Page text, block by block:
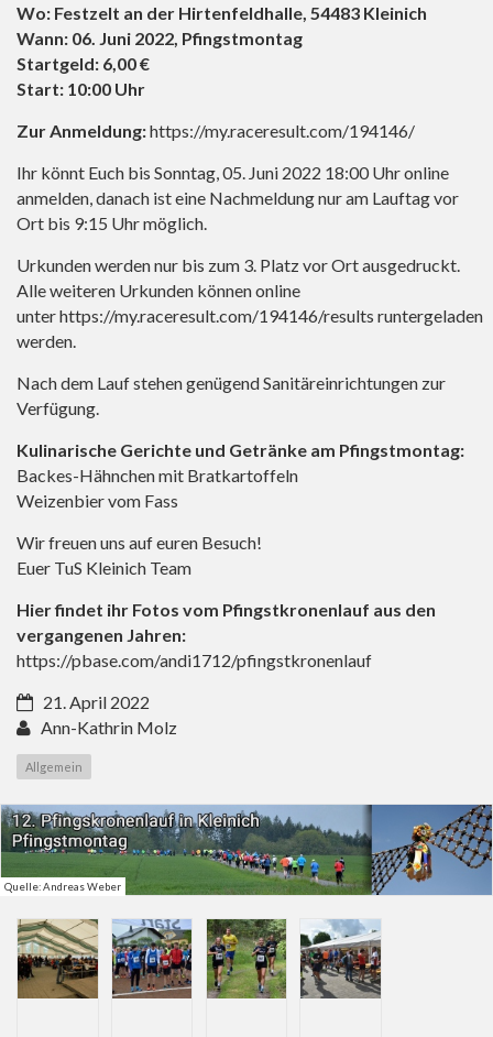
Wo: Festzelt an der Hirtenfeldhalle, 54483 Kleinich
Wann: 06. Juni 2022, Pfingstmontag
Startgeld: 6,00 €
Start: 10:00 Uhr
Zur Anmeldung:https://my.raceresult.com/194146/
Ihr könnt Euch bis Sonntag, 05. Juni 2022 18:00 Uhr online
anmelden, danach ist eine Nachmeldung nur am Lauftag vor
Ort bis 9:15 Uhr möglich.
Urkunden werden nur bis zum 3. Platz vor Ort ausgedruckt.
Alle weiteren Urkunden können online
unterhttps://my.raceresult.com/194146/results runtergeladen
werden.
Nach dem Lauf stehen genügend Sanitäreinrichtungen zur
Verfügung.
Kulinarische Gerichte und Getränke am Pfingstmontag:
Backes-Hähnchen mit Bratkartoffeln
Weizenbier vom Fass
Wir freuen uns auf euren Besuch!
Euer TuS Kleinich Team
Hier findet ihr Fotos vom Pfingstkronenlauf aus den
vergangenen Jahren:
https://pbase.com/andi1712/pfingstkronenlauf
21. April 2022
Ann-Kathrin Molz
Allgemein
Quelle: Andreas Weber